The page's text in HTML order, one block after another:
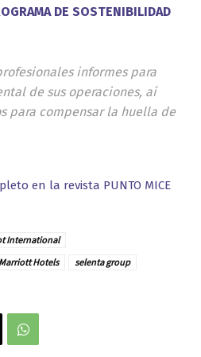
DE SOSTENIBILIDAD
informes para
de sus operaciones, aí
para compensar la huella de
en la revista PUNTO MICE
International
Marriott Hotels
selenta group